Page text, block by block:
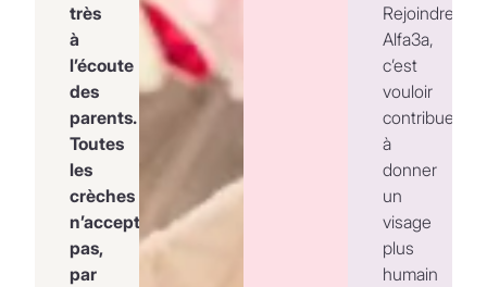
très
à
l’écoute
des
parents.
Toutes
les
crèches
n’acceptent
pas,
par
Rejoindre
Alfa3a,
c’est
vouloir
contribuer
à
donner
un
visage
plus
humain